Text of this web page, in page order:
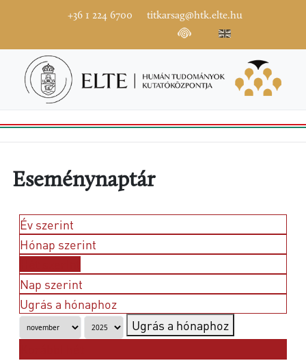
+36 1 224 6700 titkarsag@htk.elte.hu
Eseménynaptár
Év szerint
Hónap szerint
Nap szerint
Ugrás a hónaphoz
Ugrás a hónaphoz